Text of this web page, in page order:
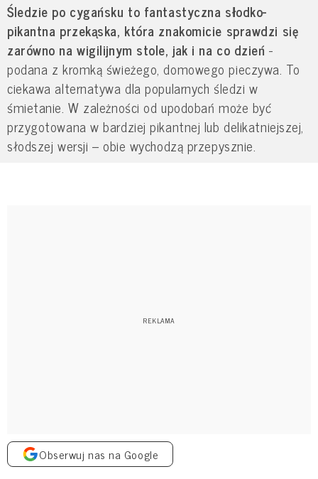
Śledzie po cygańsku to fantastyczna słodko-
pikantna przekąska, która znakomicie sprawdzi się
zarówno na wigilijnym stole, jak i na co dzień -
podana z kromką świeżego, domowego pieczywa. To
ciekawa alternatywa dla popularnych śledzi w
śmietanie. W zależności od upodobań może być
przygotowana w bardziej pikantnej lub delikatniejszej,
słodszej wersji – obie wychodzą przepysznie.
Obserwuj nas na Google